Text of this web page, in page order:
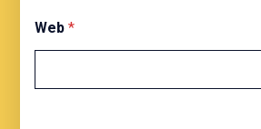
Web*